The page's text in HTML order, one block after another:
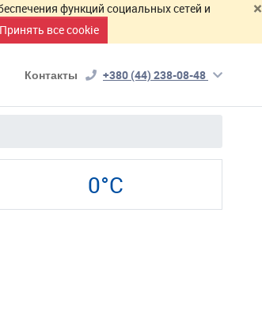
×
функций социальных сетей и
Принять все cookie
Контакты +380 (44) 238-08-48
0°C